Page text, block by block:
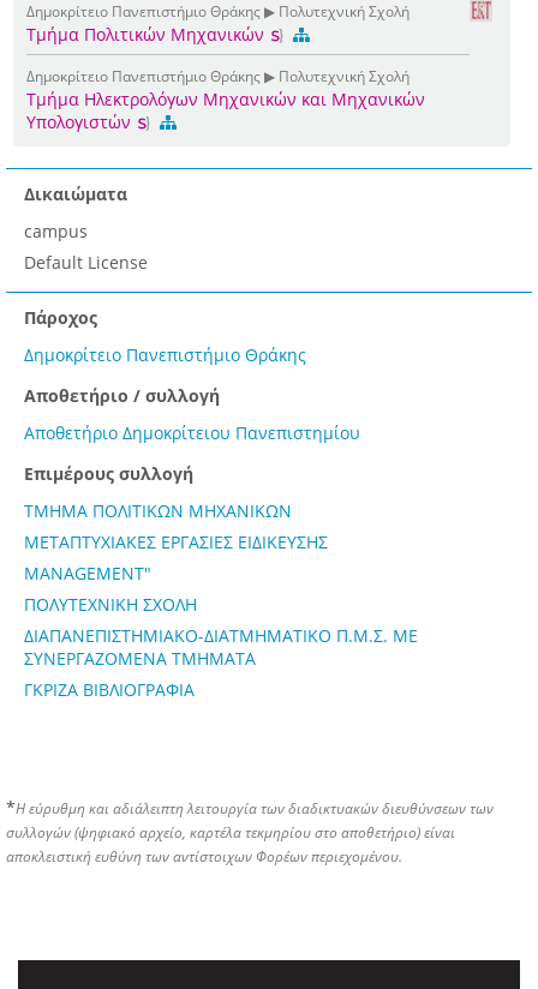
Δημοκρίτειο Πανεπιστήμιο Θράκης ▶ Πολυτεχνική Σχολή
Τμήμα Πολιτικών Μηχανικών
Δημοκρίτειο Πανεπιστήμιο Θράκης ▶ Πολυτεχνική Σχολή
Τμήμα Ηλεκτρολόγων Μηχανικών και Μηχανικών
Υπολογιστών
Δικαιώματα
campus
Default License
Πάροχος
Δημοκρίτειο Πανεπιστήμιο Θράκης
Αποθετήριο / συλλογή
Αποθετήριο Δημοκρίτειου Πανεπιστημίου
Επιμέρους συλλογή
ΤΜΗΜΑ ΠΟΛΙΤΙΚΩΝ ΜΗΧΑΝΙΚΩΝ
ΜΕΤΑΠΤΥΧΙΑΚΕΣ ΕΡΓΑΣΙΕΣ ΕΙΔΙΚΕΥΣΗΣ
MANAGEMENT"
ΠΟΛΥΤΕΧΝΙΚΗ ΣΧΟΛΗ
ΔΙΑΠΑΝΕΠΙΣΤΗΜΙΑΚΟ-ΔΙΑΤΜΗΜΑΤΙΚΟ Π.Μ.Σ. ΜΕ
ΣΥΝΕΡΓΑΖΟΜΕΝΑ ΤΜΗΜΑΤΑ
ΓΚΡΙΖΑ ΒΙΒΛΙΟΓΡΑΦΙΑ
*Η εύρυθμη και αδιάλειπτη λειτουργία των διαδικτυακών διευθύνσεων των
συλλογών (ψηφιακό αρχείο, καρτέλα τεκμηρίου στο αποθετήριο) είναι
αποκλειστική ευθύνη των αντίστοιχων Φορέων περιεχομένου.